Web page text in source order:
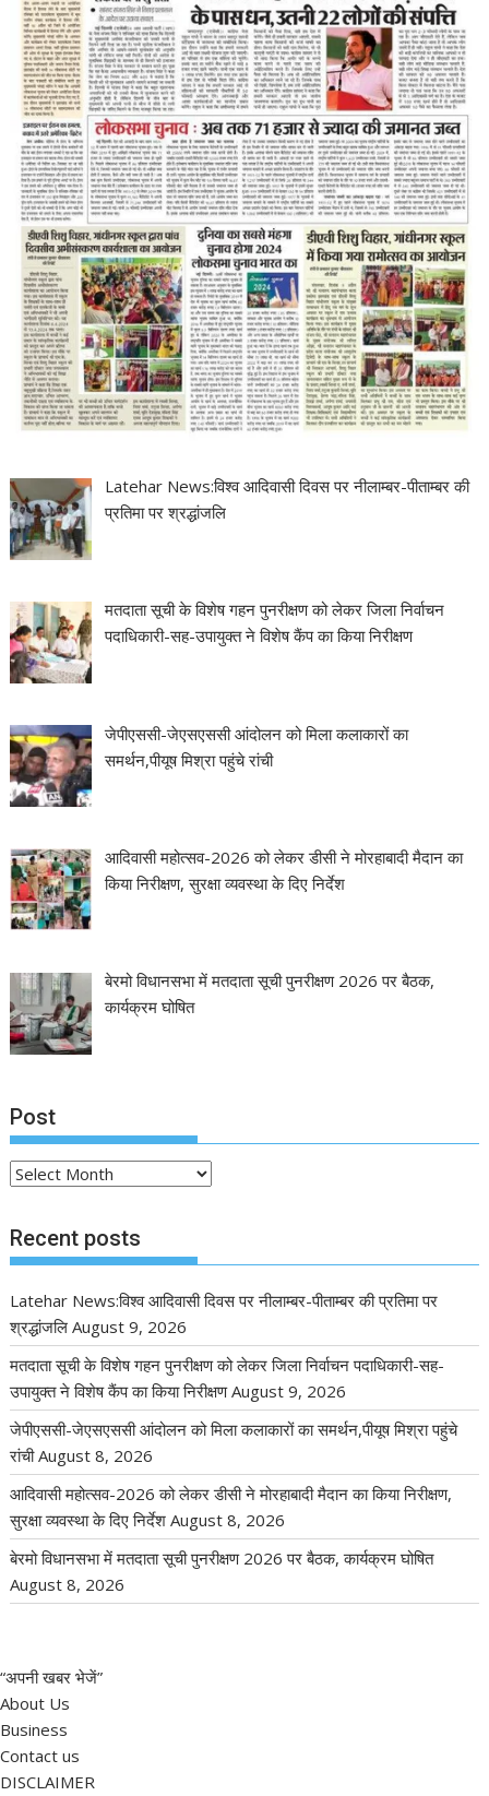
Latehar News:विश्व आदिवासी दिवस पर नीलाम्बर-पीताम्बर की
प्रतिमा पर श्रद्धांजलि
मतदाता सूची के विशेष गहन पुनरीक्षण को लेकर जिला निर्वाचन
पदाधिकारी-सह-उपायुक्त ने विशेष कैंप का किया निरीक्षण
जेपीएससी-जेएसएससी आंदोलन को मिला कलाकारों का
समर्थन,पीयूष मिश्रा पहुंचे रांची
आदिवासी महोत्सव-2026 को लेकर डीसी ने मोरहाबादी मैदान का
किया निरीक्षण, सुरक्षा व्यवस्था के दिए निर्देश
बेरमो विधानसभा में मतदाता सूची पुनरीक्षण 2026 पर बैठक,
कार्यक्रम घोषित
Post
Post
Recent posts
Latehar News:विश्व आदिवासी दिवस पर नीलाम्बर-पीताम्बर की प्रतिमा पर
श्रद्धांजलि August 9, 2026
मतदाता सूची के विशेष गहन पुनरीक्षण को लेकर जिला निर्वाचन पदाधिकारी-सह-
उपायुक्त ने विशेष कैंप का किया निरीक्षण August 9, 2026
जेपीएससी-जेएसएससी आंदोलन को मिला कलाकारों का समर्थन,पीयूष मिश्रा पहुंचे
रांची August 8, 2026
आदिवासी महोत्सव-2026 को लेकर डीसी ने मोरहाबादी मैदान का किया निरीक्षण,
सुरक्षा व्यवस्था के दिए निर्देश August 8, 2026
बेरमो विधानसभा में मतदाता सूची पुनरीक्षण 2026 पर बैठक, कार्यक्रम घोषित
August 8, 2026
“अपनी खबर भेजें”
About Us
Business
Contact us
DISCLAIMER